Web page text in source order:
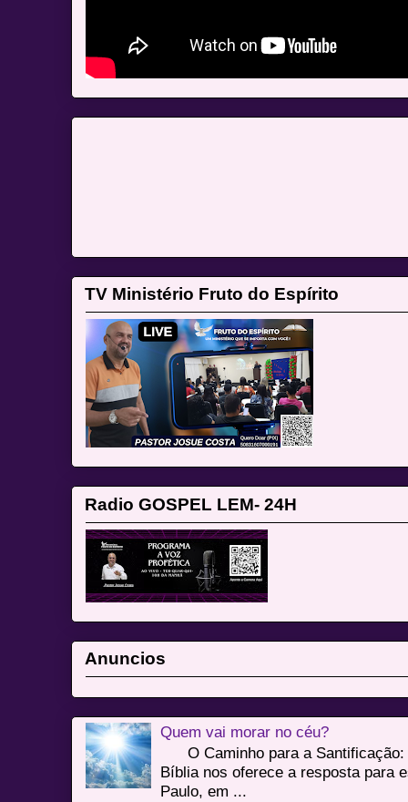
TV Ministério Fruto do Espírito
Radio GOSPEL LEM- 24H
Anuncios
Quem vai morar no céu?
O Caminho para a Santificação:
Bíblia nos oferece a resposta para
Paulo, em ...